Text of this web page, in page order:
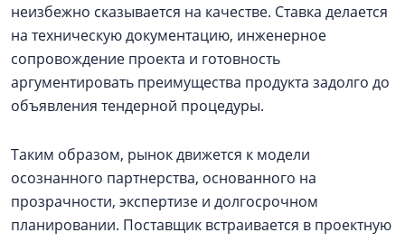
неизбежно сказывается на качестве. Ставка делается
на техническую документацию, инженерное
сопровождение проекта и готовность
аргументировать преимущества продукта задолго до
объявления тендерной процедуры.
Таким образом, рынок движется к модели
осознанного партнерства, основанного на
прозрачности, экспертизе и долгосрочном
планировании. Поставщик встраивается в проектную